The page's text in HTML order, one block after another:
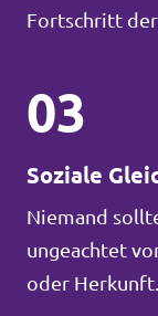
Fortschritt
03
Soziale
Niemand
ungeachtet
oder Herkunft.